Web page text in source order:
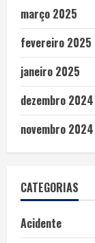
março 2025
fevereiro 2025
janeiro 2025
dezembro 2024
novembro 2024
CATEGORIAS
Acidente